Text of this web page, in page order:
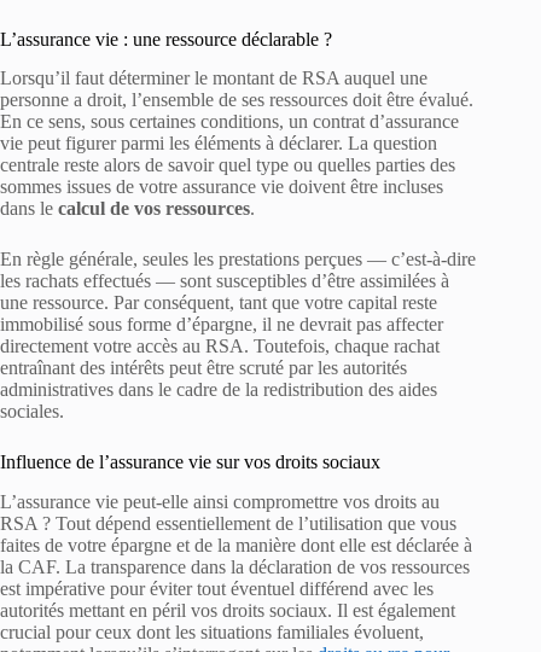
L’assurance vie : une ressource déclarable ?
Lorsqu’il faut déterminer le montant de RSA auquel une
personne a droit, l’ensemble de ses ressources doit être évalué.
En ce sens, sous certaines conditions, un contrat d’assurance
vie peut figurer parmi les éléments à déclarer. La question
centrale reste alors de savoir quel type ou quelles parties des
sommes issues de votre assurance vie doivent être incluses
dans le calcul de vos ressources.
En règle générale, seules les prestations perçues — c’est-à-dire
les rachats effectués — sont susceptibles d’être assimilées à
une ressource. Par conséquent, tant que votre capital reste
immobilisé sous forme d’épargne, il ne devrait pas affecter
directement votre accès au RSA. Toutefois, chaque rachat
entraînant des intérêts peut être scruté par les autorités
administratives dans le cadre de la redistribution des aides
sociales.
Influence de l’assurance vie sur vos droits sociaux
L’assurance vie peut-elle ainsi compromettre vos droits au
RSA ? Tout dépend essentiellement de l’utilisation que vous
faites de votre épargne et de la manière dont elle est déclarée à
la CAF. La transparence dans la déclaration de vos ressources
est impérative pour éviter tout éventuel différend avec les
autorités mettant en péril vos droits sociaux. Il est également
crucial pour ceux dont les situations familiales évoluent,